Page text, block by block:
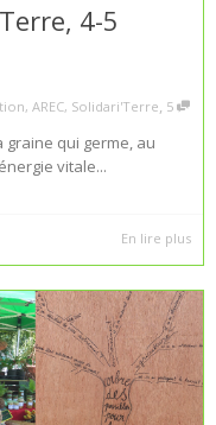
4-5
, AREC, Solidari'Terre, 5
graine qui germe, au
vitale...
En lire plus